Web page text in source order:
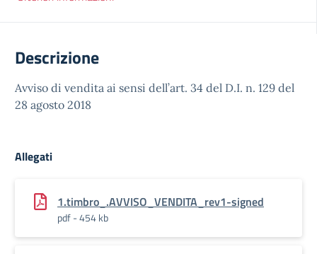
Descrizione
Avviso di vendita ai sensi dell’art. 34 del D.I. n. 129 del
28 agosto 2018
Allegati
1.timbro_.AVVISO_VENDITA_rev1-signed
pdf - 454 kb